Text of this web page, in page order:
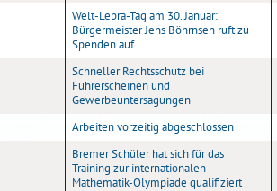
Welt-Lepra-Tag am 30. Januar:
Bürgermeister Jens Böhrnsen ruft zu
Spenden auf
Schneller Rechtsschutz bei
Führerscheinen und
Gewerbeuntersagungen
Arbeiten vorzeitig abgeschlossen
Bremer Schüler hat sich für das
Training zur internationalen
Mathematik-Olympiade qualifiziert